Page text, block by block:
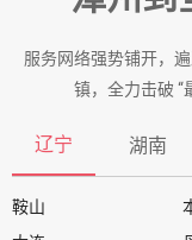
服务网络强势铺开，
镇，全力击破 “
辽宁 湖南
鞍山